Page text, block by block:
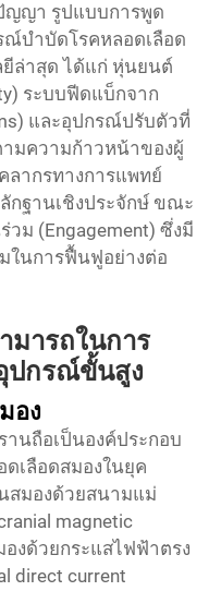
ญญา รูปแบบการพูด
ณ์บำบัดโรคหลอดเลือด
ล่าสุด ได้แก่ หุ่นยนต์
ระบบฟีดแบ็กจาก
และอุปกรณ์ปรับตัวที่
มความก้าวหน้าของผู้
ลากรทางการแพทย์
กฐานเชิงประจักษ์ ขณะ
ม (Engagement) ซึ่งมี
ในการฟื้นฟูอย่างต่อ
มารถในการ
ปกรณ์ขั้นสูง
อง
นถือเป็นองค์ประกอบ
เลือดสมองในยุค
สมองด้วยสนามแม่
magnetic
งด้วยกระแสไฟฟ้าตรง
direct current